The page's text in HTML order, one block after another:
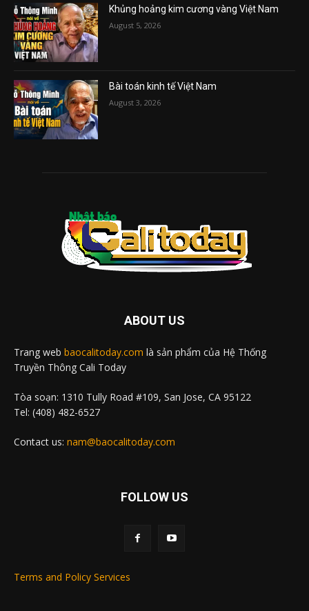
Khủng hoảng kim cương vàng Việt Nam
August 5, 2026
Bài toán kinh tế Việt Nam
August 3, 2026
ABOUT US
Trang web baocalitoday.com là sản phẩm của Hệ Thống
Truyền Thông Cali Today
Tòa soạn: 1310 Tully Road #109, San Jose, CA 95122
Tel: (408) 482-6527
Contact us: nam@baocalitoday.com
FOLLOW US
Terms and Policy Services